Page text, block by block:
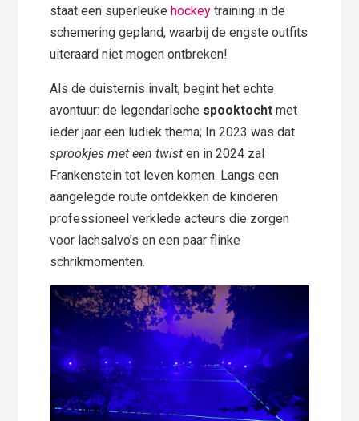
staat een superleukehockey training in de
schemering gepland, waarbij de engste outfits
uiteraard niet mogen ontbreken!
Als de duisternis invalt, begint het echte
avontuur: de legendarische spooktocht met
ieder jaar een ludiek thema; In 2023 was dat
sprookjes met een twist en in 2024 zal
Frankenstein tot leven komen. Langs een
aangelegde route ontdekken de kinderen
professioneel verklede acteurs die zorgen
voor lachsalvo’s en een paar flinke
schrikmomenten.